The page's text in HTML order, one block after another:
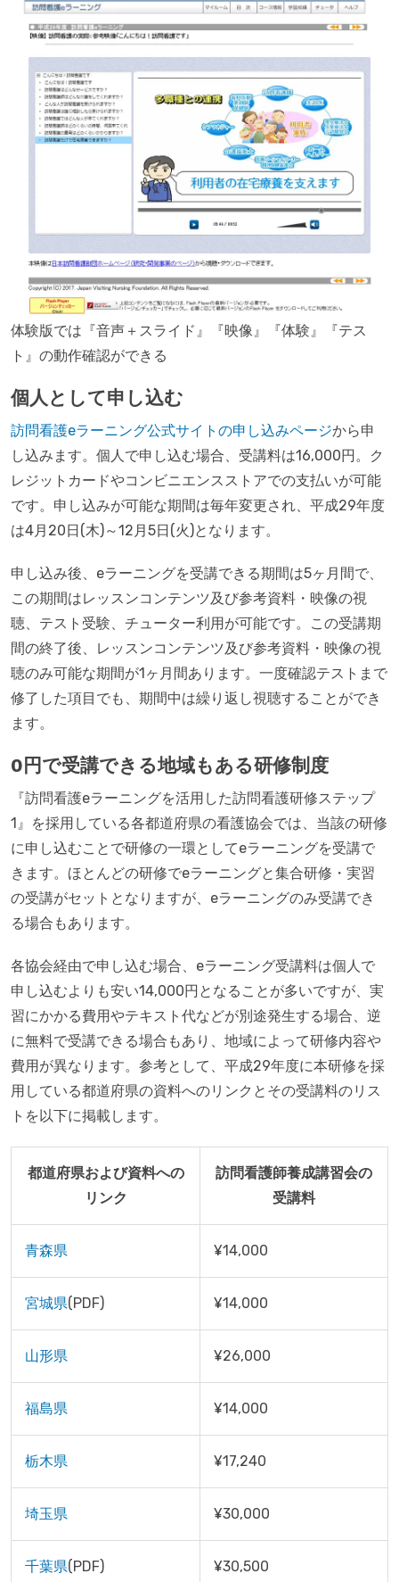
体験版では『音声＋スライド』『映像』『体験』『テス
ト』の動作確認ができる
個人として申し込む
訪問看護eラーニング公式サイトの申し込みページから申
し込みます。個人で申し込む場合、受講料は16,000円。ク
レジットカードやコンビニエンスストアでの支払いが可能
です。申し込みが可能な期間は毎年変更され、平成29年度
は4月20日(木)～12月5日(火)となります。
申し込み後、eラーニングを受講できる期間は5ヶ月間で、
この期間はレッスンコンテンツ及び参考資料・映像の視
聴、テスト受験、チューター利用が可能です。この受講期
間の終了後、レッスンコンテンツ及び参考資料・映像の視
聴のみ可能な期間が1ヶ月間あります。一度確認テストまで
修了した項目でも、期間中は繰り返し視聴することができ
ます。
0円で受講できる地域もある研修制度
『訪問看護eラーニングを活用した訪問看護研修ステップ
1』を採用している各都道府県の看護協会では、当該の研修
に申し込むことで研修の一環としてeラーニングを受講で
きます。ほとんどの研修でeラーニングと集合研修・実習
の受講がセットとなりますが、eラーニングのみ受講でき
る場合もあります。
各協会経由で申し込む場合、eラーニング受講料は個人で
申し込むよりも安い14,000円となることが多いですが、実
習にかかる費用やテキスト代などが別途発生する場合、逆
に無料で受講できる場合もあり、地域によって研修内容や
費用が異なります。参考として、平成29年度に本研修を採
用している都道府県の資料へのリンクとその受講料のリス
トを以下に掲載します。
都道府県および資料への
リンク
訪問看護師養成講習会の
受講料
青森県 ¥14,000
宮城県(PDF) ¥14,000
山形県 ¥26,000
福島県 ¥14,000
栃木県 ¥17,240
埼玉県 ¥30,000
千葉県(PDF) ¥30,500